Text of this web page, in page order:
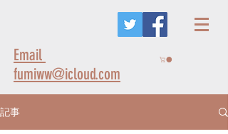
Email
fumiww@icloud.com
記事